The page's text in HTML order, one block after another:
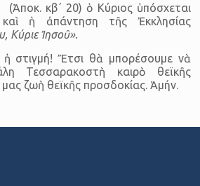
(Ἀποκ. κβ΄ 20) ὁ Κύριος ὑπόσχεται
ἡ ἀπάντηση τῆς Ἐκκλησίας
Κύριε Ἰησοῦ».
στιγμή! Ἔτσι θὰ μπορέσουμε νὰ
Τεσσαρακοστὴ καιρὸ θεϊκῆς
ζωὴ θεϊκῆς προσδοκίας. Ἀμήν.